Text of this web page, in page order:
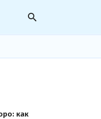
search
как